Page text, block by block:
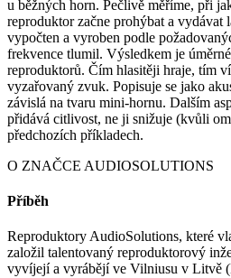
u běžných horn. Pečlivě měříme, při
reproduktor začne prohýbat a
vypočten a vyroben podle
frekvence tlumil. Výsledkem je
reproduktorů. Čím hlasitěji hraje, tím
vyzařovaný zvuk. Popisuje se jako
závislá na tvaru mini-hornu. Dalším
přidává citlivost, ne ji snižuje (kvůli
předchozích příkladech.
O ZNAČCE AUDIOSOLUTIONS
Příběh
Reproduktory AudioSolutions, které
založil talentovaný reproduktorový
vyvíjejí a vyrábějí ve Vilniusu v Litvě